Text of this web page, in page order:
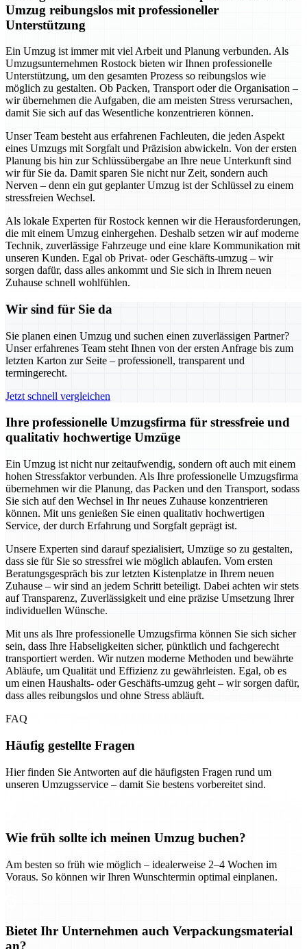
Umzug reibungslos mit professioneller
Unterstützung
Ein Umzug ist immer mit viel Arbeit und Planung verbunden. Als
Umzugsunternehmen Rostock bieten wir Ihnen professionelle
Unterstützung, um den gesamten Prozess so reibungslos wie
möglich zu gestalten. Ob Packen, Transport oder die Organisation –
wir übernehmen die Aufgaben, die am meisten Stress verursachen,
damit Sie sich auf das Wesentliche konzentrieren können.
Unser Team besteht aus erfahrenen Fachleuten, die jeden Aspekt
eines Umzugs mit Sorgfalt und Präzision abwickeln. Von der ersten
Planung bis hin zur Schlüssübergabe an Ihre neue Unterkunft sind
wir für Sie da. Damit sparen Sie nicht nur Zeit, sondern auch
Nerven – denn ein gut geplanter Umzug ist der Schlüssel zu einem
stressfreien Wechsel.
Als lokale Experten für Rostock kennen wir die Herausforderungen,
die mit einem Umzug einhergehen. Deshalb setzen wir auf moderne
Technik, zuverlässige Fahrzeuge und eine klare Kommunikation mit
unseren Kunden. Egal ob Privat- oder Geschäfts-umzug – wir
sorgen dafür, dass alles ankommt und Sie sich in Ihrem neuen
Zuhause schnell wohlfühlen.
Wir sind für Sie da
Sie planen einen Umzug und suchen einen zuverlässigen Partner?
Unser erfahrenes Team steht Ihnen von der ersten Anfrage bis zum
letzten Karton zur Seite – professionell, transparent und
termingerecht.
Jetzt schnell vergleichen
Ihre professionelle Umzugsfirma für stressfreie und
qualitativ hochwertige Umzüge
Ein Umzug ist nicht nur zeitaufwendig, sondern oft auch mit einem
hohen Stressfaktor verbunden. Als Ihre professionelle Umzugsfirma
übernehmen wir die Planung, das Packen und den Transport, sodass
Sie sich auf den Wechsel in Ihr neues Zuhause konzentrieren
können. Mit uns genießen Sie einen qualitativ hochwertigen
Service, der durch Erfahrung und Sorgfalt geprägt ist.
Unsere Experten sind darauf spezialisiert, Umzüge so zu gestalten,
dass sie für Sie so stressfrei wie möglich ablaufen. Vom ersten
Beratungsgespräch bis zur letzten Kistenplatze in Ihrem neuen
Zuhause – wir sind an jedem Schritt beteiligt. Dabei achten wir stets
auf Transparenz, Zuverlässigkeit und eine präzise Umsetzung Ihrer
individuellen Wünsche.
Mit uns als Ihre professionelle Umzugsfirma können Sie sich sicher
sein, dass Ihre Habseligkeiten sicher, pünktlich und fachgerecht
transportiert werden. Wir nutzen moderne Methoden und bewährte
Abläufe, um Qualität und Effizienz zu gewährleisten. Egal, ob es
um einen Haushalts- oder Geschäfts-umzug geht – wir sorgen dafür,
dass alles reibungslos und ohne Stress abläuft.
FAQ
Häufig gestellte Fragen
Hier finden Sie Antworten auf die häufigsten Fragen rund um
unseren Umzugsservice – damit Sie bestens vorbereitet sind.
Wie früh sollte ich meinen Umzug buchen?
Am besten so früh wie möglich – idealerweise 2–4 Wochen im
Voraus. So können wir Ihren Wunschtermin optimal einplanen.
Bietet Ihr Unternehmen auch Verpackungsmaterial
an?